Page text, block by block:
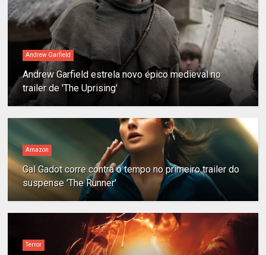
Andrew Garfield
Andrew Garfield estrela novo épico medieval no
trailer de 'The Uprising'
Amazon
Gal Gadot corre contra o tempo no primeiro trailer do
suspense 'The Runner'
Terror